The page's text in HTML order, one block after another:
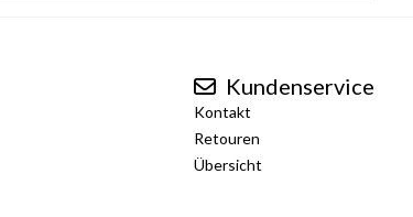
Kundenservice
Kontakt
Retouren
Übersicht